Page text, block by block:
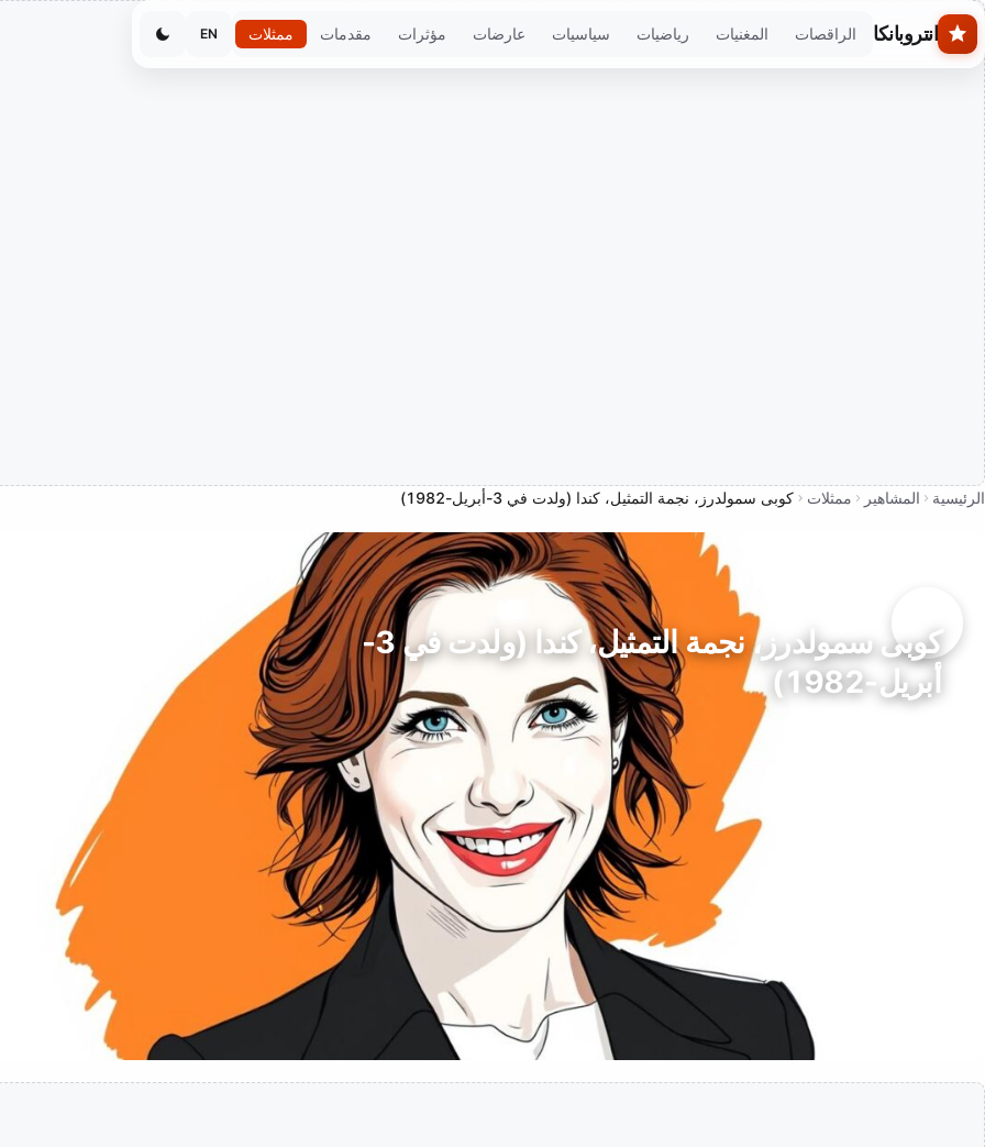
Skip to main content
انتروبانكا الراقصات المغنيات رياضيات سياسيات عارضات مؤثرات مقدمات ممثلات EN
الرئيسية المشاهير ممثلات كوبى سمولدرز، نجمة التمثيل، كندا (ولدت في 3-أبريل-1982)
كوبى سمولدرز، نجمة التمثيل، كندا (ولدت في 3-
أبريل-1982)